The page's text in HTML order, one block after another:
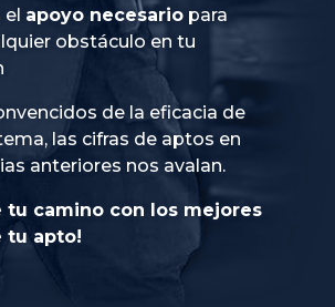
el apoyo necesario para
obstáculo en tu
de la eficacia de
las cifras de aptos en
anteriores nos avalan.
tu camino con los mejores
tu apto!